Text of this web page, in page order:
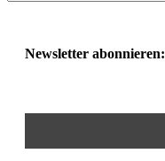
Newsletter abonnieren: